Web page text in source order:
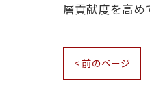
層貢献度を高め
< 前のページ